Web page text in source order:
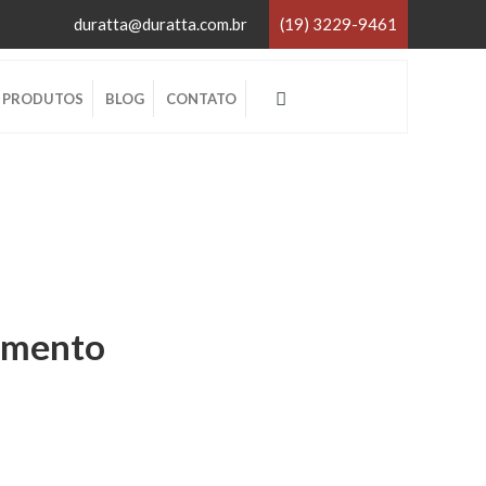
duratta@duratta.com.br (19) 3229-9461
PRODUTOS BLOG CONTATO
×